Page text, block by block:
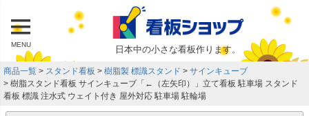
MENU 日本中の小さな看板作ります。
商品一覧 スタンド看板 樹脂製 標識スタンド
サインキューブ
樹脂スタンド看板 サインキューブ「←（左矢印）」立て看板 駐車場 スタンド
看板 標識 注水式 ウェイト付き 屋外対応 駐車場 駐輪場